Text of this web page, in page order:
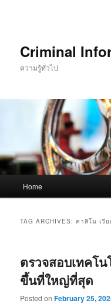
Criminal
ความรู้ทั่วไป
Home
TAG ARCHIVES:คาสิโน เวี
ตรวจสอบเทคโน
ขึ้นที่ใหญ่ที่สุด
Posted onFebruary 25,